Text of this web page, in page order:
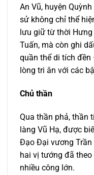
An Vũ, huyện
sử không chỉ thể
lưu giữ từ thời
Tuấn, mà còn ghi
quần thể di tích
lòng tri ân với các
Chủ thần
Qua thần phả, thần
làng Vũ Hạ, được
Đạo Đại vương Trần
hai vị tướng đã
nhiều công lớn.